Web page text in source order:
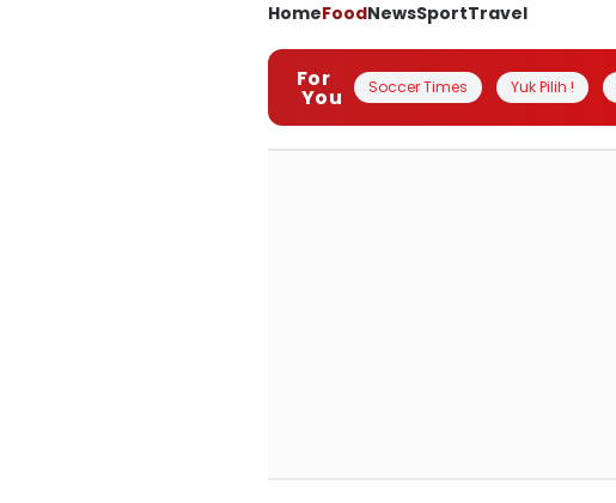
HomeFoodNewsSportTravel
For
You Soccer Times Yuk Pilih !